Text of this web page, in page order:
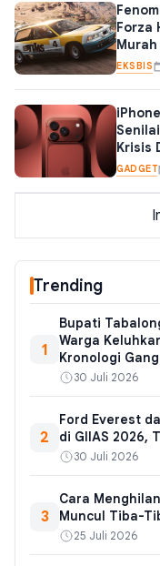
Forza
EKSBIS
Krisis
GADGET
Trending
1
Bupati
Warga
Kronologi
30 Juli 2026
2
Ford Everest
di GIIAS 2026,
30 Juli 2026
3
Cara
Muncul Tiba-
25 Juli 2026